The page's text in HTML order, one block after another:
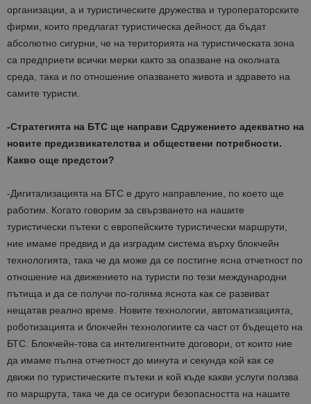
организации, а и туристическите дружества и туроператорските
фирми, които предлагат туристическа дейност, да бъдат
абсолютно сигурни, че на територията на туристическата зона
са предприети всички мерки както за опазване на околната
среда, така и по отношение опазването живота и здравето на
самите туристи.
-Стратегията на БТС ще направи Сдружението адекватно на
новите предизвикателства и обществени потребности.
Какво още предстои?
-Дигитализацията на БТС е друго направление, по което ще
работим. Когато говорим за свързването на нашите
туристически пътеки с европейските туристически маршрути,
ние имаме предвид и да изградим система върху блокчейн
технологията, така че да може да се постигне ясна отчетност по
отношение на движението на туристи по тези международни
пътища и да се получи по-голяма яснота как се развиват
нещатав реално време. Новите технологии, автоматизацията,
роботизацията и блокчейн технологиите са част от бъдещето на
БТС. Блокчейн-това са интелигентните договори, от които ние
да имаме пълна отчетност до минута и секунда кой как се
движи по туристическите пътеки и кой къде какви услуги ползва
по маршрута, така че да се осигури безопасността на нашите